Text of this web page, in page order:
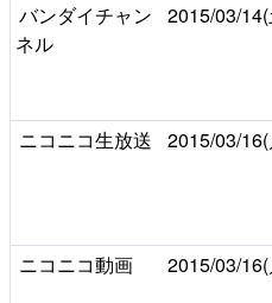
バンダイチャン
ネル
2015/03/
ニコニコ生放送 2015/03/
ニコニコ動画 2015/03/